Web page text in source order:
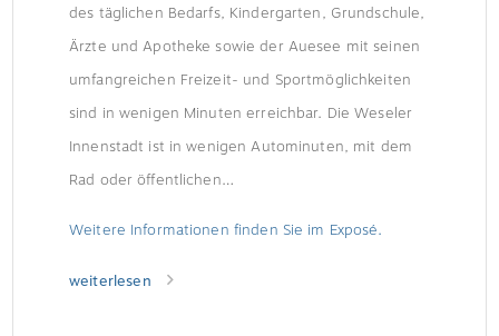
des täglichen Bedarfs, Kindergarten, Grundschule,
Ärzte und Apotheke sowie der Auesee mit seinen
umfangreichen Freizeit- und Sportmöglichkeiten
sind in wenigen Minuten erreichbar. Die Weseler
Innenstadt ist in wenigen Autominuten, mit dem
Rad oder öffentlichen…
Weitere Informationen finden Sie im Exposé.
weiterlesen